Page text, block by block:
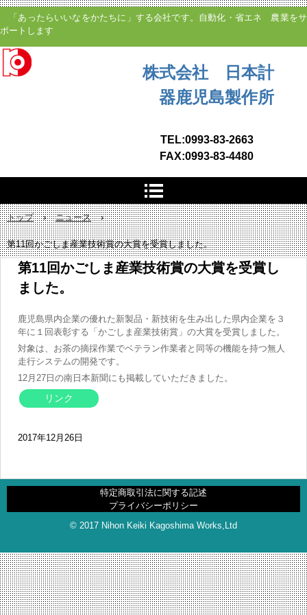
「あったらいいなをかたちに」する会社です。自動化・省エネ 農業をサ
ポートします
株式会社 日本計
器鹿児島製作所
TEL:0993-83-2663
FAX:0993-83-4480
トップ › ニュース ›
第11回かごしま産業技術賞の大賞を受賞しました。
第11回かごしま産業技術賞の大賞を受賞し
ました。
鹿児島県内企業の優れた新製品・新技術を生み出した県内企業を３
年に１回表彰する「かごしま産業技術賞」の大賞を受賞しました。
対象は、お茶の摘採作業でベテラン作業者と同等の機能を持つ無人
走行システムの開発です。
12月27日の南日本新聞にも掲載していただきました。
リンク
2017年12月26日
特定商取引法に関する記述
プライバシーポリシー
© 2017 Nihon Keiki Kagoshima Works,Ltd